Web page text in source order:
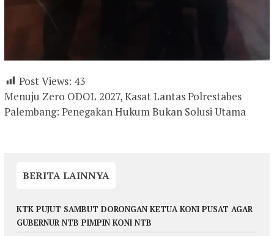
Post Views: 43
Menuju Zero ODOL 2027, Kasat Lantas Polrestabes
Palembang: Penegakan Hukum Bukan Solusi Utama
BERITA LAINNYA
KTK PUJUT SAMBUT DORONGAN KETUA KONI PUSAT AGAR
GUBERNUR NTB PIMPIN KONI NTB